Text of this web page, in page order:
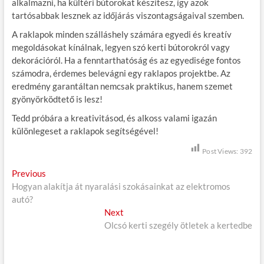
alkalmazni, ha kültéri bútorokat készítesz, így azok
tartósabbak lesznek az időjárás viszontagságaival szemben.
A raklapok minden szálláshely számára egyedi és kreatív
megoldásokat kínálnak, legyen szó kerti bútorokról vagy
dekorációról. Ha a fenntarthatóság és az egyedisége fontos
számodra, érdemes belevágni egy raklapos projektbe. Az
eredmény garantáltan nemcsak praktikus, hanem szemet
gyönyörködtető is lesz!
Tedd próbára a kreativitásod, és alkoss valami igazán
különlegeset a raklapok segítségével!
Post Views: 392
B
e
Previous
r
Hogyan alakítja át nyaralási szokásainkat az elektromos
autó?
Next
e
Olcsó kerti szegély ötletek a kertedbe